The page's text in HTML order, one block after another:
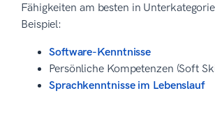
Fähigkeiten am besten in
Beispiel:
Software-Kenntnisse
Persönliche Kompetenzen (Soft
Sprachkenntnisse im Lebenslauf